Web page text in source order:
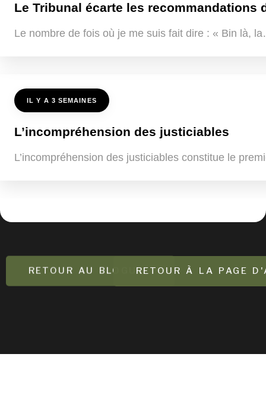
Le Tribunal écarte les recommandations
Le nombre de fois où je me suis fait dire : « Bin là,
IL Y A 3 SEMAINES
L’incompréhension des justiciables
L’incompréhension des justiciables constitue le
RETOUR AU BLOGUERETOUR À LA PAGE